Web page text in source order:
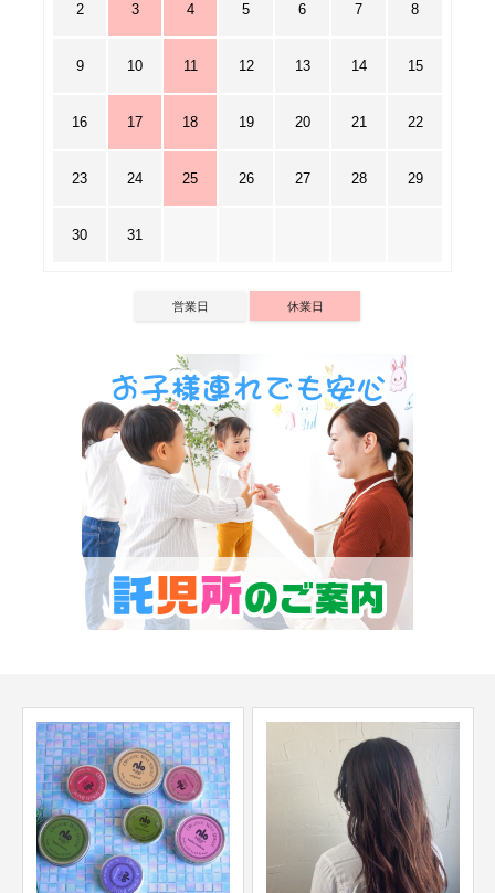
2 3 4 5 6 7 8
9 10 11 12 13 14 15
16 17 18 19 20 21 22
23 24 25 26 27 28 29
30 31
営業日 休業日